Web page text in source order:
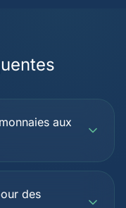
aux
des